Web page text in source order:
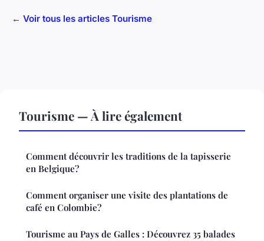
← Voir tous les articles Tourisme
Tourisme — À lire également
Comment découvrir les traditions de la tapisserie
en Belgique?
Comment organiser une visite des plantations de
café en Colombie?
Tourisme au Pays de Galles : Découvrez 35 balades